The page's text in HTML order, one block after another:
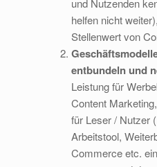
und Nutzenden
helfen nicht
Stellenwert von
entbundeln und
Leistung für
Content
für Leser / Nutzer
Arbeitstool,
Commerce etc.